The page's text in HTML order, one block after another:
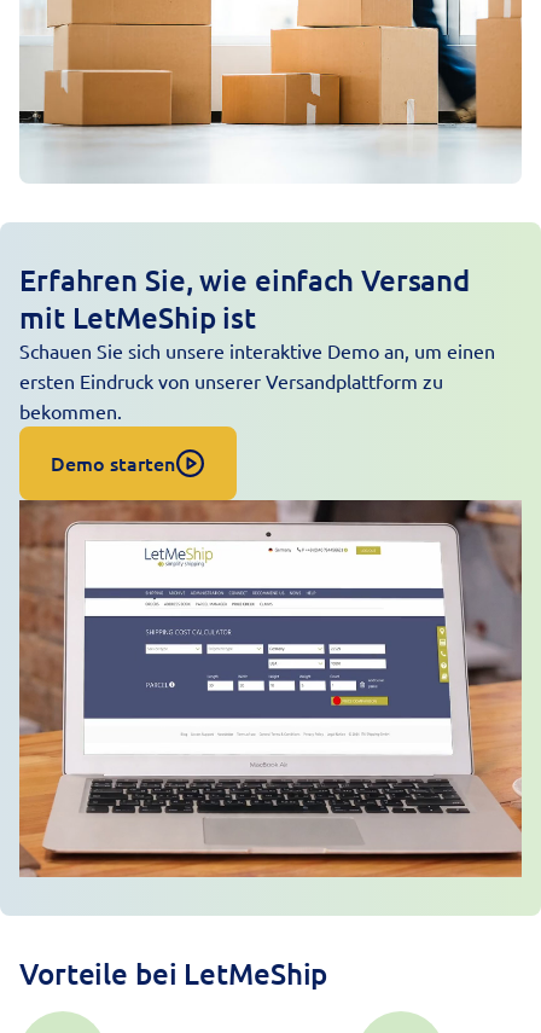
Erfahren Sie, wie einfach Versand
mit LetMeShip ist
Schauen Sie sich unsere interaktive Demo an, um einen
ersten Eindruck von unserer Versandplattform zu
bekommen.
Demo starten
Vorteile bei LetMeShip